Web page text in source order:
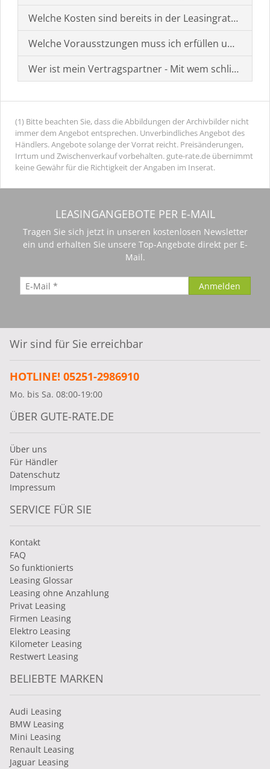
Welche Kosten sind bereits in der Leasingrate
Welche Vorausstzungen muss ich erfüllen um einen
Wer ist mein Vertragspartner - Mit wem schließe ich
(1) Bitte beachten Sie, dass die Abbildungen der Archivbilder nicht
immer dem Angebot entsprechen. Unverbindliches Angebot des
Händlers. Angebote solange der Vorrat reicht. Preisänderungen,
Irrtum und Zwischenverkauf vorbehalten. gute-rate.de übernimmt
keine Gewähr für die Richtigkeit der Angaben im Inserat.
LEASINGANGEBOTE PER E-MAIL
Tragen Sie sich jetzt in unseren kostenlosen Newsletter
ein und erhalten Sie unsere Top-Angebote direkt per E-
Mail.
Wir sind für Sie erreichbar
HOTLINE! 05251-2986910
Mo. bis Sa. 08:00-19:00
ÜBER GUTE-RATE.DE
Über uns
Für Händler
Datenschutz
Impressum
SERVICE FÜR SIE
Kontakt
FAQ
So funktionierts
Leasing Glossar
Leasing ohne Anzahlung
Privat Leasing
Firmen Leasing
Elektro Leasing
Kilometer Leasing
Restwert Leasing
BELIEBTE MARKEN
Audi Leasing
BMW Leasing
Mini Leasing
Renault Leasing
Jaguar Leasing